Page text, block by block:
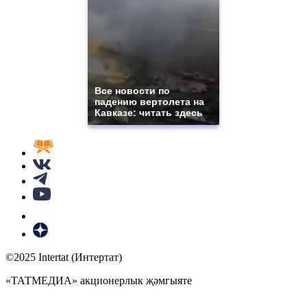
Все новости по
падению вертолета на
Кавказе: читать здесь
©2025 Intertat (Интертат)
«ТАТМЕДИА» акционерлык җәмгыяте